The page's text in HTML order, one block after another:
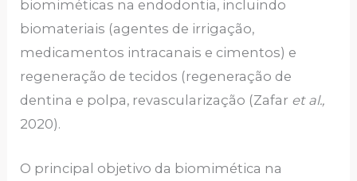
biomiméticas na endodontia, incluindo
biomateriais (agentes de irrigação,
medicamentos intracanais e cimentos) e
regeneração de tecidos (regeneração de
dentina e polpa, revascularização (Zafar et al.,
2020).
O principal objetivo da biomimética na